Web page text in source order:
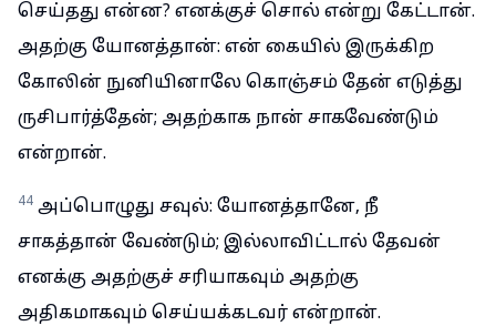
செய்தது என்ன? எனக்குச் சொல் என்று கேட்டான்.
அதற்கு யோனத்தான்: என் கையில் இருக்கிற
கோலின் நுனியினாலே கொஞ்சம் தேன் எடுத்து
ருசிபார்த்தேன்; அதற்காக நான் சாகவேண்டும்
என்றான்.
44 அப்பொழுது சவுல்: யோனத்தானே, நீ
சாகத்தான் வேண்டும்; இல்லாவிட்டால் தேவன்
எனக்கு அதற்குச் சரியாகவும் அதற்கு
அதிகமாகவும் செய்யக்கடவர் என்றான்.